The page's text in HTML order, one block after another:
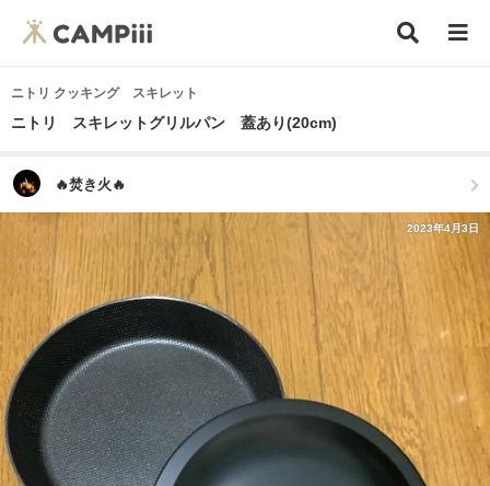
ニトリ クッキング スキレット
ニトリ スキレットグリルパン 蓋あり(20cm)
🔥焚き火🔥
2023年4月3日